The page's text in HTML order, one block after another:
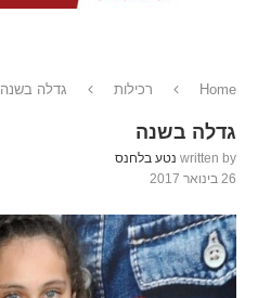
Home רכילות גדלה בשנה
גדלה בשנה
written by נטע בלחנס
26 בינואר 2017